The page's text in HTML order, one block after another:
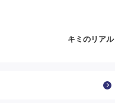
キミのリア